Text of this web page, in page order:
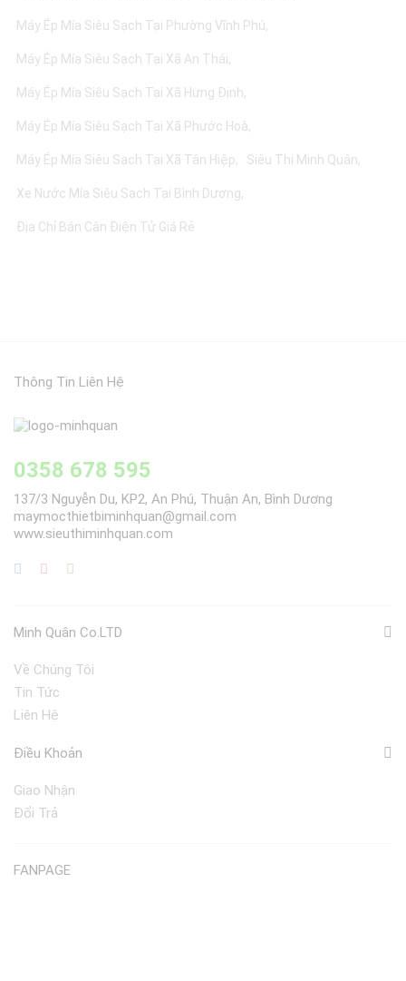
Máy Ép Mía Siêu Sạch Tại Phường Vĩnh Phú
Máy Ép Mía Siêu Sạch Tại Xã An Thái
Máy Ép Mía Siêu Sạch Tại Xã Hưng Định
Máy Ép Mía Siêu Sạch Tại Xã Phước Hoà
Máy Ép Mía Siêu Sạch Tại Xã Tân Hiệp Siêu Thị Minh Quân
Xe Nước Mía Siêu Sạch Tại Bình Dương
Địa Chỉ Bán Cân Điện Tử Giá Rẻ
Thông Tin Liên Hệ
0358 678 595
137/3 Nguyễn Du, KP2, An Phú, Thuận An, Bình Dương
maymocthietbiminhquan@gmail.com
www.sieuthiminhquan.com
Minh Quân Co.LTD
Về Chúng Tôi
Tin Tức
Liên Hệ
Điều Khoản
Giao Nhận
Đổi Trả
FANPAGE